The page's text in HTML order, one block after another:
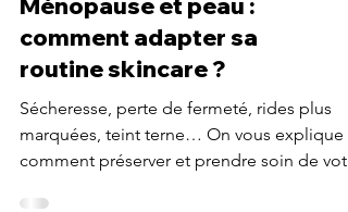
Ménopause et peau :
comment adapter sa
routine skincare ?